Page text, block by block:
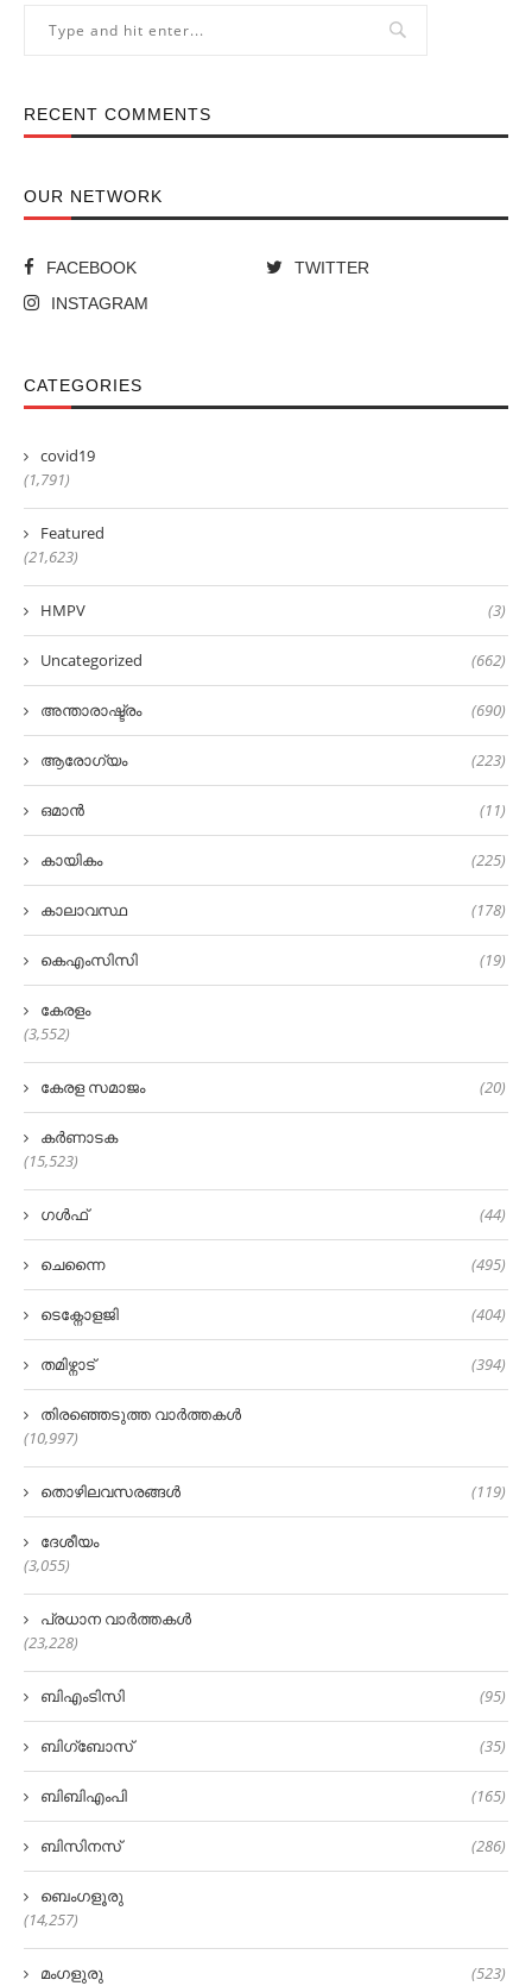
RECENT COMMENTS
OUR NETWORK
FACEBOOK
TWITTER
INSTAGRAM
CATEGORIES
covid19
(1,791)
Featured
(21,623)
HMPV (3)
Uncategorized (662)
അന്താരാഷ്ട്രം (690)
ആരോഗ്യം (223)
ഒമാൻ (11)
കായികം (225)
കാലാവസ്ഥ (178)
കെഎംസിസി (19)
കേരളം
(3,552)
കേരള സമാജം (20)
കർണാടക
(15,523)
ഗൾഫ് (44)
ചെന്നൈ (495)
ടെക്നോളജി (404)
തമിഴ്നാട് (394)
തിരഞ്ഞെടുത്ത വാർത്തകൾ
(10,997)
തൊഴിലവസരങ്ങൾ (119)
ദേശീയം
(3,055)
പ്രധാന വാർത്തകൾ
(23,228)
ബിഎംടിസി (95)
ബിഗ്‌ബോസ് (35)
ബിബിഎംപി (165)
ബിസിനസ് (286)
ബെംഗളൂരു
(14,257)
മംഗളുരു (523)